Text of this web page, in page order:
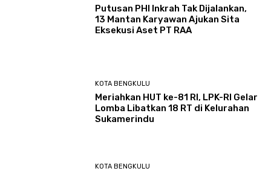
Putusan PHI Inkrah Tak Dijalankan,
13 Mantan Karyawan Ajukan Sita
Eksekusi Aset PT RAA
KOTA BENGKULU
Meriahkan HUT ke-81 RI, LPK-RI Gelar
Lomba Libatkan 18 RT di Kelurahan
Sukamerindu
KOTA BENGKULU